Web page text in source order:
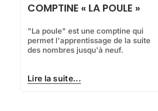
COMPTINE « LA POULE »
"La poule" est une comptine qui
permet l'apprentissage de la suite
des nombres jusqu'à neuf.
Lire la suite...